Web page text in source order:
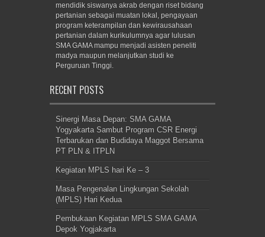
mendidik siswanya akrab dengan riset bidang
pertanian sebagai muatan lokal, pengayaan
program keterampilan dan kewirausahaan
pertanian dalam kurikulumnya agar lulusan
SMA GAMA mampu menjadi asisten peneliti
madya maupun melanjutkan studi ke
Perguruan Tinggi.
RECENT POSTS
Sinergi Masa Depan: SMA GAMA
Yogyakarta Sambut Program CSR Energi
Terbarukan dan Budidaya Maggot Bersama
PT PLN & ITPLN
Kegiatan MPLS hari Ke – 3
Masa Pengenalan Lingkungan Sekolah
(MPLS) Hari Kedua
Pembukaan Kegiatan MPLS SMA GAMA
Depok Yogjakarta